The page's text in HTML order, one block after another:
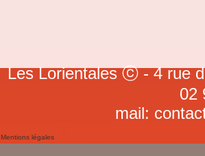
Les Lorientales ⓒ - 4 rue
02
mail:
Mentions légales